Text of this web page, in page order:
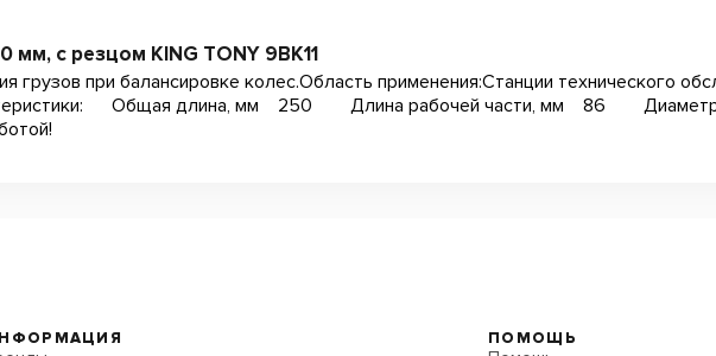
с резцом KING TONY 9BK11
грузов при балансировке колес.Область применения:Станции технического
Общая длина, мм 250 Длина рабочей части, мм 86
ПОМОЩЬ